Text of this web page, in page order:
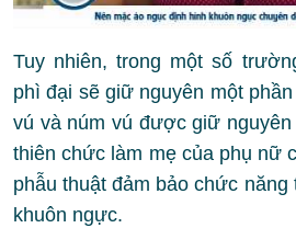
Tuy nhiên, trong một số
phì đại sẽ giữ nguyên một
vú và núm vú được giữ
thiên chức làm mẹ của phụ nữ
phẫu thuật đảm bảo chức năng
khuôn ngực.